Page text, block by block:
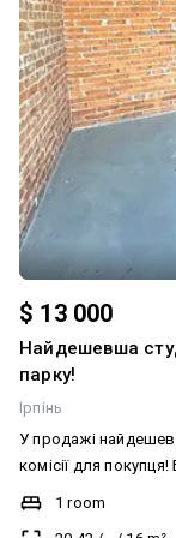
$ 13 000
Найдешевша
парку!
Ірпінь
У продажі
комісії для покупця! Будинок цегляний Квартира на 1 поверху із 7
Площа 20,42 м2 Заведені комунікація, є стяжка підлоги. На
територію вїзд закритий
1 room